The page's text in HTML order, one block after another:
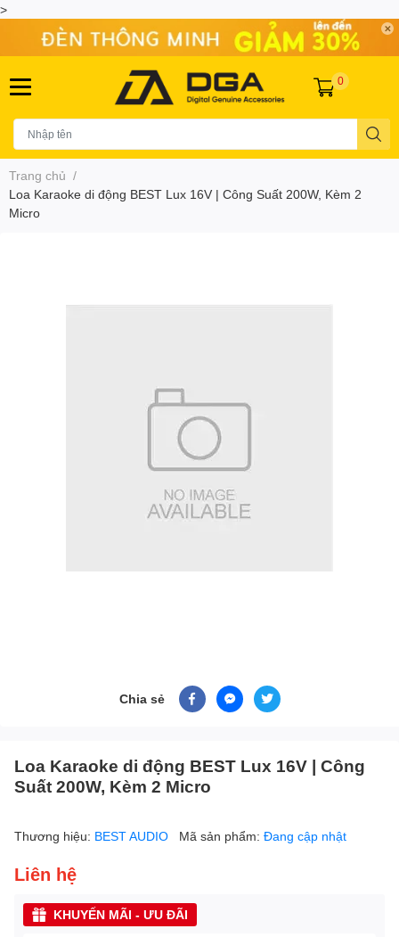
>
0
Trang chủ /
Loa Karaoke di động BEST Lux 16V | Công Suất 200W, Kèm 2
Micro
Chia sẻ
Loa Karaoke di động BEST Lux 16V | Công
Suất 200W, Kèm 2 Micro
Thương hiệu: BEST AUDIO Mã sản phẩm: Đang cập nhật
Liên hệ
KHUYẾN MÃI - ƯU ĐÃI